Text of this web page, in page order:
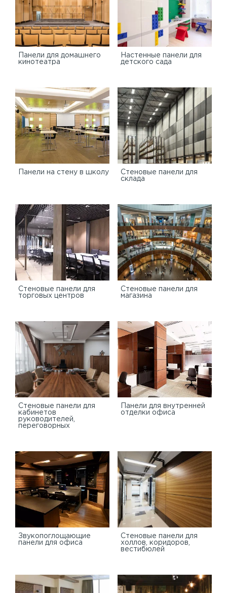
Панели для домашнего
кинотеатра
Настенные панели для
детского сада
Панели на стену в школу
Стеновые панели для
склада
Cтеновые панели для
торговых центров
Стеновые панели для
магазина
Стеновые панели для
кабинетов
руководителей,
переговорных
Панели для внутренней
отделки офиса
Звукопоглощающие
панели для офиса
Стеновые панели для
холлов, коридоров,
вестибюлей